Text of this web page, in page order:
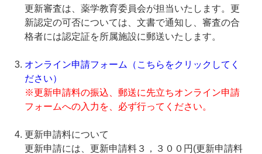
更新審査は、薬学教育委員会が担当いたします。更
新認定の可否については、文書で通知し、審査の合
格者には認定証を所属施設に郵送いたします。
オンライン申請フォーム（こちらをクリックしてく
ださい）
※更新申請料の振込、郵送に先立ちオンライン申請
フォームへの入力を、必ず行ってください。
更新申請料について
更新申請には、更新申請料３，３００円(更新申請料